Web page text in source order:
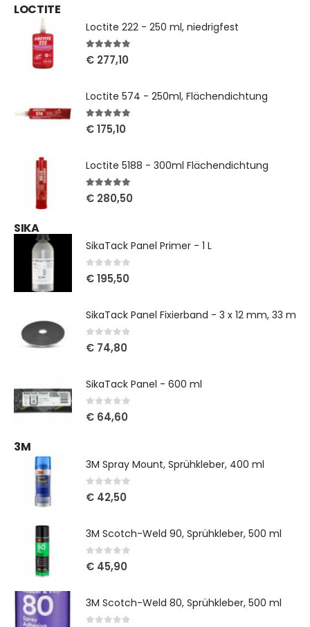
LOCTITE
Loctite 222 - 250 ml, niedrigfest
5out of 5
€ 277,10
Loctite 574 - 250ml, Flächendichtung
5out of 5
€175,10
Loctite 5188 - 300ml Flächendichtung
5out of 5
€ 280,50
SIKA
SikaTack Panel Primer - 1 L
0out of 5
€195,50
SikaTack Panel Fixierband - 3 x 12 mm, 33 m
0out of 5
€ 74,80
SikaTack Panel - 600 ml
0out of 5
€ 64,60
3M
3M Spray Mount, Sprühkleber, 400 ml
0out of 5
€ 42,50
3M Scotch-Weld 90, Sprühkleber, 500 ml
0out of 5
€ 45,90
3M Scotch-Weld 80, Sprühkleber, 500 ml